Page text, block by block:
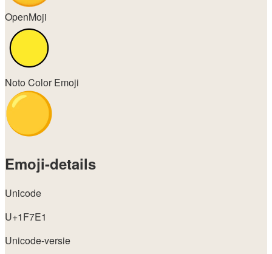
OpenMoji
Noto Color Emoji
Emoji-details
Unicode
U+1F7E1
Unicode-versie